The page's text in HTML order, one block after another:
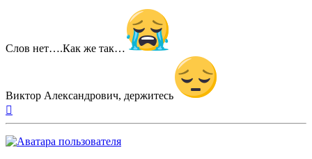
Слов нет….Как же так…
Виктор Александрович, держитесь